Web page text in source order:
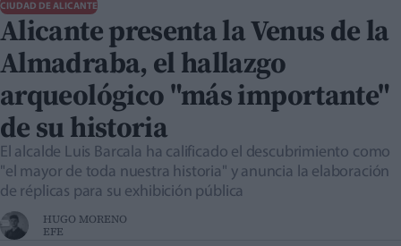
CIUDAD DE ALICANTE
Alicante presenta la Venus de la
Almadraba, el hallazgo
arqueológico "más importante"
de su historia
El alcalde Luis Barcala ha calificado el descubrimiento como
"el mayor de toda nuestra historia" y anuncia la elaboración
de réplicas para su exhibición pública
HUGO MORENO
EFE